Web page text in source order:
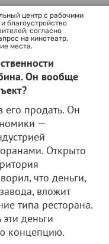
центр с рабочими
благоустройство
согласно
на кинотеатр,
места.
Он вообще
его продать. Он
—
Открыто
что деньги,
вложит
типа ресторана.
деньги
концепцию.